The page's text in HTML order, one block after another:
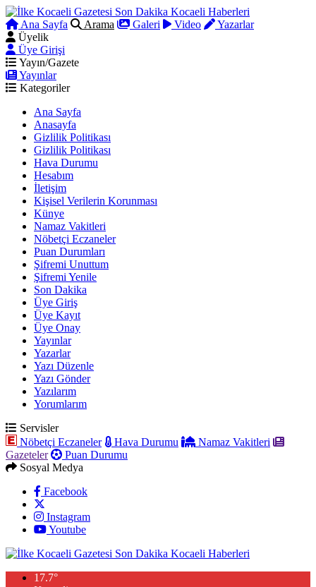
Ana Sayfa Arama Galeri Video
Yazarlar
Üyelik
Üye Girişi
Yayın/Gazete
Yayınlar
Kategoriler
Ana Sayfa
Anasayfa
Gizlilik Politikası
Gizlilik Politikası
Hava Durumu
Hesabım
İletişim
Kişisel Verilerin Korunması
Künye
Namaz Vakitleri
Nöbetçi Eczaneler
Puan Durumları
Şifremi Unuttum
Şifremi Yenile
Son Dakika
Üye Giriş
Üye Kayıt
Üye Onay
Yayınlar
Yazarlar
Yazı Düzenle
Yazı Gönder
Yazılarım
Yorumlarım
Servisler
Nöbetçi Eczaneler
Hava Durumu
Namaz Vakitleri
Gazeteler
Puan Durumu
Sosyal Medya
Facebook
Instagram
Youtube
17.7°